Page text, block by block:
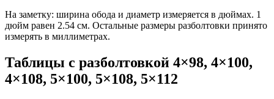
На заметку: ширина обода и диаметр измеряется в дюймах. 1
дюйм равен 2.54 см. Остальные размеры разболтовки принято
измерять в миллиметрах.
Таблицы с разболтовкой 4×98, 4×100,
4×108, 5×100, 5×108, 5×112